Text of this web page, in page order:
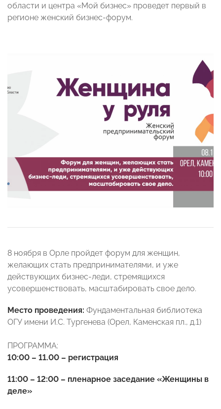
области и центра «​Мой бизнес»​ проведет первый в
регионе женский бизнес-форум.
8 ноября в Орле пройдет форум для женщин,
желающих стать предпринимателями, и уже
действующих бизнес-леди, стремящихся
усовершенствовать, масштабировать свое дело.
Место проведения: Фундаментальная библиотека
ОГУ имени И.С. Тургенева (Орел, Каменская пл., д.1)
ПРОГРАММА:
10:00 – 11.00 – регистрация
11:00 – 12:00 – пленарное заседание «Женщины в
деле»